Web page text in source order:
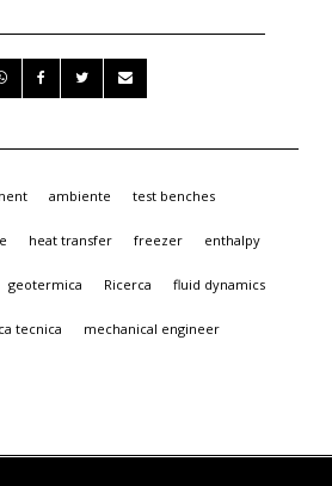
ambiente test benches
heat transfer freezer enthalpy
geotermica Ricerca fluid dynamics
tecnica mechanical engineer